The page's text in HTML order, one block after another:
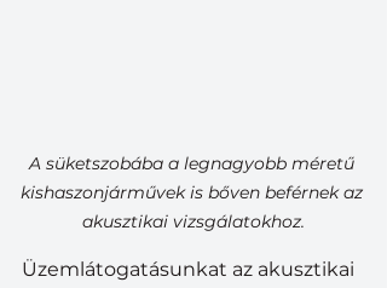
A süketszobába a legnagyobb méretű
kishaszonjárművek is bőven beférnek az
akusztikai vizsgálatokhoz.
Üzemlátogatásunkat az akusztikai